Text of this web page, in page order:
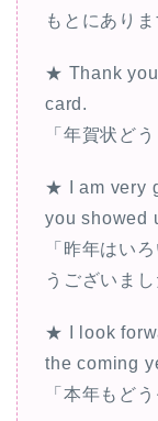
もとにありま
★ Thank you
card.
「年賀状ど
★ I am very
you showed
「昨年はい
うございまし
★ I look
the coming
「本年もど